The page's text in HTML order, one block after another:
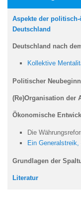
Aspekte der
Deutschland
Deutschland nach
Kollektive
Politischer Neubeginn
(Re)Organisation der
Ökonomische
Die
Ein
Grundlagen der
Literatur